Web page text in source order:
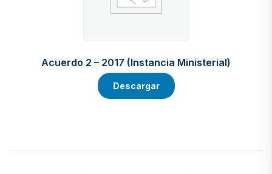
Acuerdo 2 – 2017 (Instancia Ministerial)
Descargar